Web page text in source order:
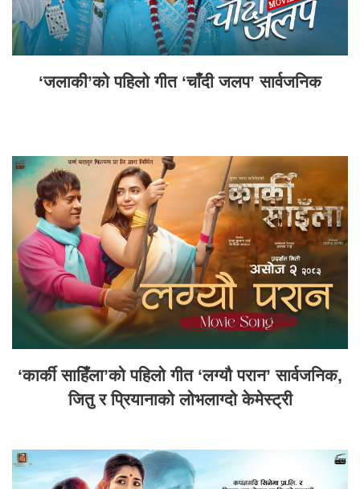
‘जलाकी’को पहिलो गीत ‘चाँदी जलप’ सार्वजनिक
‘कार्की साहिँला’को पहिलो गीत ‘लग्यौ परान’ सार्वजनिक,
जितु र प्रियानाको लोभलाग्दो केमेस्ट्री